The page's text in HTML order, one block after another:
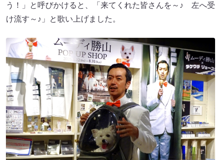
う！」と呼びかけると、「来てくれた皆さんを～♪ 左へ受
け流す～♪」と歌い上げました。